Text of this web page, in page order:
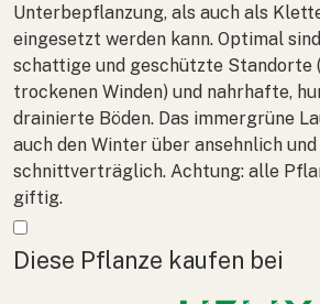
Unterbepflanzung, als auch als
eingesetzt werden kann. Optimal
schattige und geschützte Standorte
trockenen Winden) und nahrhafte,
drainierte Böden. Das immergrüne
auch den Winter über ansehnlich
schnittverträglich. Achtung: alle
giftig.
Mehr anzeigen
Diese Pflanze kaufen bei